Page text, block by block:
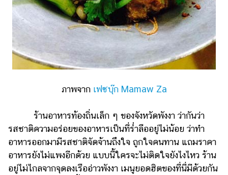
ภาพจาก เฟซบุ๊ก Mamaw Za
ร้านอาหารท้องถิ่นเล็ก ๆ ของจังหวัดพังงา ว่ากันว่า
รสชาติความอร่อยของอาหารเป็นที่ร่ำลืออยู่ไม่น้อย ว่าทำ
อาหารออกมามีรสชาติจัดจ้านถึงใจ ถูกใจคนทาน แถมราคา
อาหารยังไม่แพงอีกด้วย แบบนี้ใครจะไม่ติดใจยังไงไหว ร้าน
อยู่ไม่ไกลจากจุดลงเรืออ่าวพังงา เมนูยอดฮิตของที่นี่มีด้วยกัน